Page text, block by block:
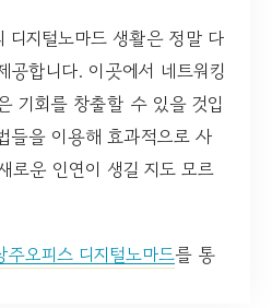
디지털노마드 생활은 정말 다
합니다. 이곳에서 네트워킹
기회를 창출할 수 있을 것입
들을 이용해 효과적으로 사
로운 인연이 생길 지도 모르
주오피스 디지털노마드를 통